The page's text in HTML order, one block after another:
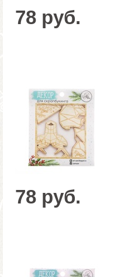
78 руб.
78 руб.